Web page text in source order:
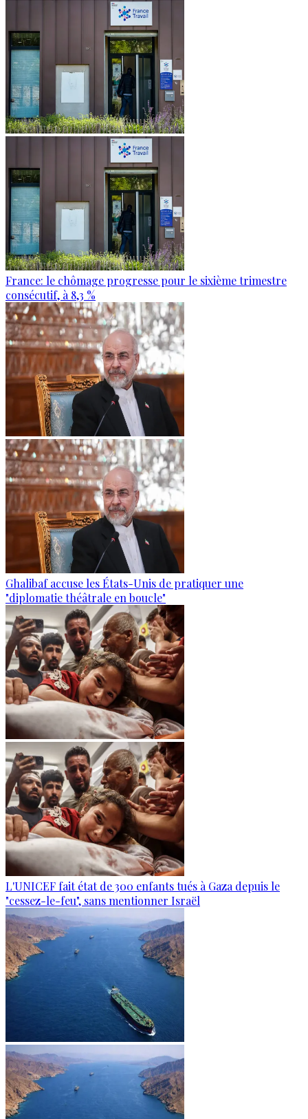
France: le chômage progresse pour le sixième trimestre
consécutif, à 8,3 %
Ghalibaf accuse les États-Unis de pratiquer une
"diplomatie théâtrale en boucle"
L'UNICEF fait état de 300 enfants tués à Gaza depuis le
"cessez-le-feu", sans mentionner Israël